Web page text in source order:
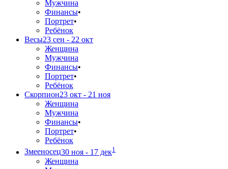
Мужчина
Финансы•
Портрет•
Ребёнок
Весы23 сен - 22 окт
Женщина
Мужчина
Финансы•
Портрет•
Ребёнок
Скорпион23 окт - 21 ноя
Женщина
Мужчина
Финансы•
Портрет•
Ребёнок
Змееносец30 ноя - 17 дек1
Женщина